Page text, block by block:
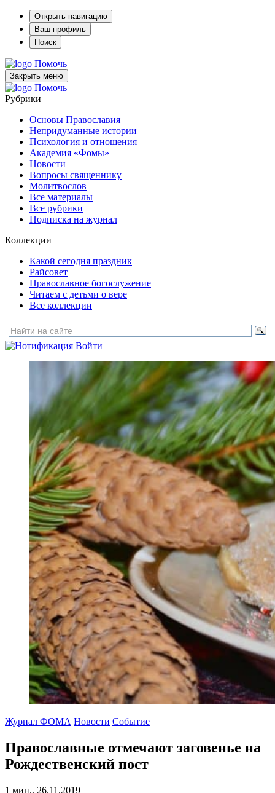
Открыть навигацию
Ваш профиль
Поиск
Помочь
Закрыть меню
Помочь
Рубрики
Основы Православия
Непридуманные истории
Психология и отношения
Академия «Фомы»
Новости
Вопросы священнику
Молитвослов
Все материалы
Все рубрики
Подписка на журнал
Коллекции
Какой сегодня праздник
Райсовет
Православное богослужение
Читаем с детьми о вере
Все коллекции
Войти
Журнал ФОМА Новости Событие
Православные отмечают заговенье на
Рождественский пост
1 мин., 26.11.2019